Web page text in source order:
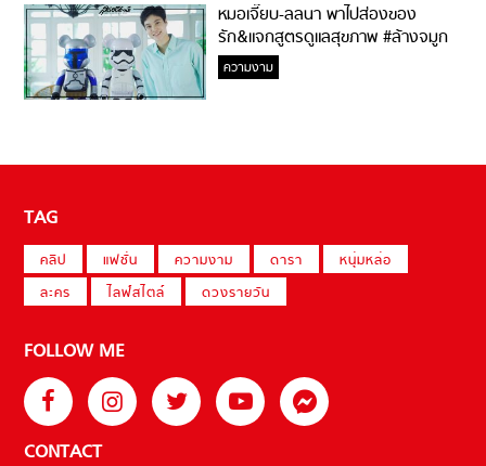
หมอเจี๊ยบ-ลลนา พาไปส่องของ
รัก&แจกสูตรดูแลสุขภาพ #ล้างจมูก
ไม่ยากจะสอนให้
ความงาม
TAG
คลิป แฟชั่น ความงาม ดารา
หนุ่มหล่อ
ละคร
ไลฟ์สไตล์ ดวงรายวัน
FOLLOW ME
CONTACT